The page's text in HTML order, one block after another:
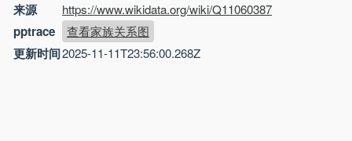
来源 https://www.wikidata.org/wiki/Q11060387
pptrace 查看家族关系图
更新时间2025-11-11T23:56:00.268Z